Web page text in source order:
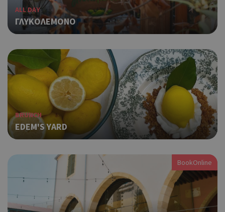
ALL DAY
ΓΛΥΚΟΛΕΜΟΝΟ
BRUNCH
EDEM'S YARD
BookOnline